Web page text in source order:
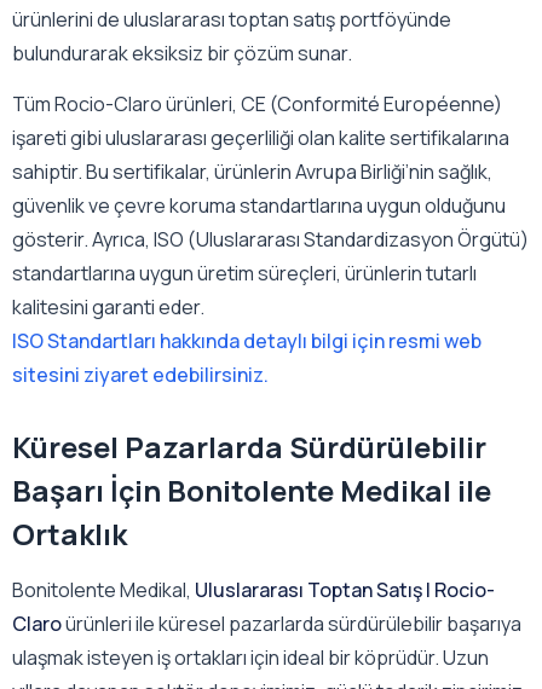
ürünlerini de uluslararası toptan satış portföyünde
bulundurarak eksiksiz bir çözüm sunar.
Tüm Rocio-Claro ürünleri, CE (Conformité Européenne)
işareti gibi uluslararası geçerliliği olan kalite sertifikalarına
sahiptir. Bu sertifikalar, ürünlerin Avrupa Birliği’nin sağlık,
güvenlik ve çevre koruma standartlarına uygun olduğunu
gösterir. Ayrıca, ISO (Uluslararası Standardizasyon Örgütü)
standartlarına uygun üretim süreçleri, ürünlerin tutarlı
kalitesini garanti eder.
ISO Standartları hakkında detaylı bilgi için resmi web
sitesini ziyaret edebilirsiniz.
Küresel Pazarlarda Sürdürülebilir
Başarı İçin Bonitolente Medikal ile
Ortaklık
Bonitolente Medikal, Uluslararası Toptan Satış | Rocio-
Claroürünleri ile küresel pazarlarda sürdürülebilir başarıya
ulaşmak isteyen iş ortakları için ideal bir köprüdür. Uzun